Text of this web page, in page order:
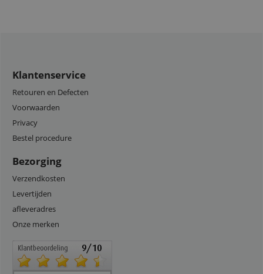
Klantenservice
Retouren en Defecten
Voorwaarden
Privacy
Bestel procedure
Bezorging
Verzendkosten
Levertijden
afleveradres
Onze merken